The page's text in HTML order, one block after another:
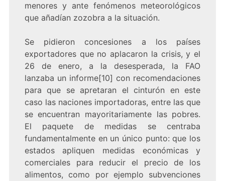
menores y ante fenómenos meteorológicos
que añadían zozobra a la situación.
Se pidieron concesiones a los países
exportadores que no aplacaron la crisis, y el
26 de enero, a la desesperada, la FAO
lanzaba un informe[10] con recomendaciones
para que se apretaran el cinturón en este
caso las naciones importadoras, entre las que
se encuentran mayoritariamente las pobres.
El paquete de medidas se centraba
fundamentalmente en un único punto: que los
estados apliquen medidas económicas y
comerciales para reducir el precio de los
alimentos, como por ejemplo subvenciones